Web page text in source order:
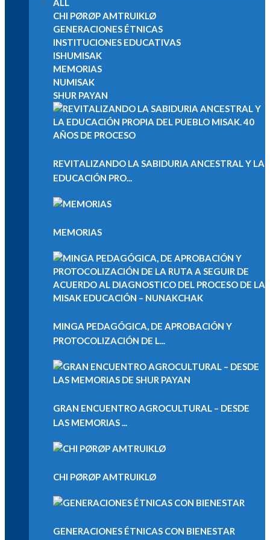
ALL
CHI PØRØP AMTRUIKLØ
GENERACIONES ÉTNICAS
INSTITUCIONES EDUCATIVAS
ISHUMISAK
MEMORIAS
NUMISAK
SHUR PAYAN
REVITALIZANDO LA SABIDURIA ANCESTRAL Y LA
EDUCACIÓN PRO...
MEMORIAS
MINGA PEDAGÓGICA, DE APROBACIÓN Y
PROTOCOLIZACIÓN DE L...
GRAN ENCUENTRO AGROCULTURAL – DESDE
LAS MEMORIAS ...
CHI PØRØP AMTRUIKLØ
GENERACIONES ÉTNICAS CON BIENESTAR